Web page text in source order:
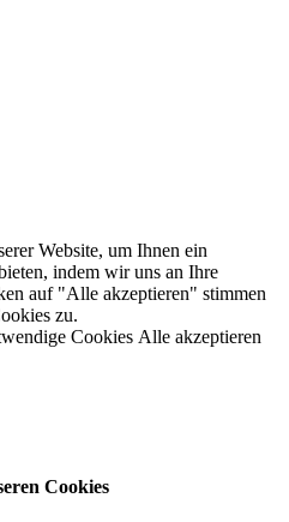
Website, um Ihnen ein
indem wir uns an Ihre
auf "Alle akzeptieren" stimmen
zu.
Cookies Alle akzeptieren
Cookies